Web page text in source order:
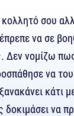
σου
να σε
Δεν νομίζω
να
δοκιμάσει να